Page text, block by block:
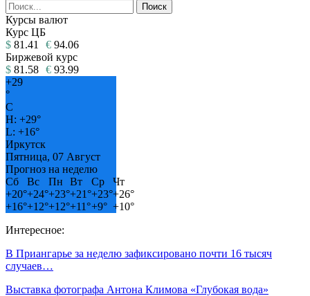
Курсы валют
Курс ЦБ
$ 81.41 € 94.06
Биржевой курс
$ 81.58 € 93.99
+29
°
C
H: +29°
L: +16°
Иркутск
Пятница, 07 Август
Прогноз на неделю
Сб
Вс Пн Вт Ср
Чт
+20°+24°+23°+21°+23°+26°
+16°+12°+12°+11°+9° +10°
Интересное:
В Приангарье за неделю зафиксировано почти 16 тысяч
случаев…
Выставка фотографа Антона Климова «Глубокая вода»